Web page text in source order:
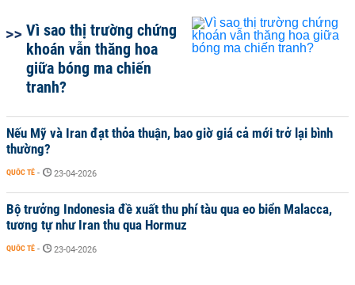
Vì sao thị trường chứng
khoán vẫn thăng hoa
giữa bóng ma chiến
tranh?
Nếu Mỹ và Iran đạt thỏa thuận, bao giờ giá cả mới trở lại bình
thường?
QUỐC TẾ - 23-04-2026
Bộ trưởng Indonesia đề xuất thu phí tàu qua eo biển Malacca,
tương tự như Iran thu qua Hormuz
QUỐC TẾ - 23-04-2026